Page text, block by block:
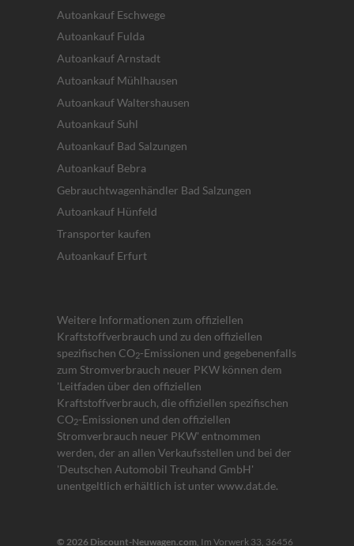
Autoankauf Eschwege
Autoankauf Fulda
Autoankauf Arnstadt
Autoankauf Mühlhausen
Autoankauf Waltershausen
Autoankauf Suhl
Autoankauf Bad Salzungen
Autoankauf Bebra
Gebrauchtwagenhändler Bad Salzungen
Autoankauf Hünfeld
Transporter kaufen
Autoankauf Erfurt
Weitere Informationen zum offiziellen
Kraftstoffverbrauch und zu den offiziellen
spezifischen CO2-Emissionen und gegebenenfalls
zum Stromverbrauch neuer PKW können dem
'Leitfaden über den offiziellen
Kraftstoffverbrauch, die offiziellen spezifischen
CO2-Emissionen und den offiziellen
Stromverbrauch neuer PKW' entnommen
werden, der an allen Verkaufsstellen und bei der
'Deutschen Automobil Treuhand GmbH'
unentgeltlich erhältlich ist unter www.dat.de.
© 2026 Discount-Neuwagen.com Im Vorwerk 33 36456